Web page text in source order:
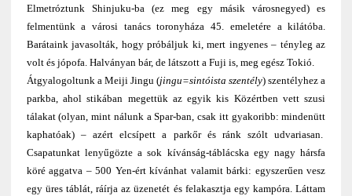
Elmetróztunk Shinjuku-ba (ez meg egy másik városnegyed) es
felmentünk a városi tanács toronyháza 45. emeletére a kilátóba.
Barátaink javasolták, hogy próbáljuk ki, mert ingyenes – tényleg az
volt és jópofa. Halványan bár, de látszott a Fuji is, meg egész Tokió.
Átgyalogoltunk a Meiji Jingu (jingu=sintóista szentély) szentélyhez a
parkba, ahol stikában megettük az egyik kis Közértben vett szusi
tálakat (olyan, mint nálunk a Spar-ban, csak itt gyakoribb: mindenütt
kaphatóak) – azért elcsípett a parkőr és ránk szólt udvariasan.
Csapatunkat lenyűgözte a sok kívánság-táblácska egy nagy hársfa
köré aggatva – 500 Yen-ért kívánhat valamit bárki: egyszerűen vesz
egy üres táblát, ráírja az üzenetét és felakasztja egy kampóra. Láttam